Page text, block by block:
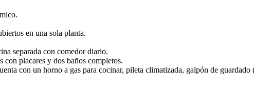
en una sola planta.
separada con comedor diario.
con placares y dos baños completos.
con un horno a gas para cocinar, pileta climatizada, galpón de